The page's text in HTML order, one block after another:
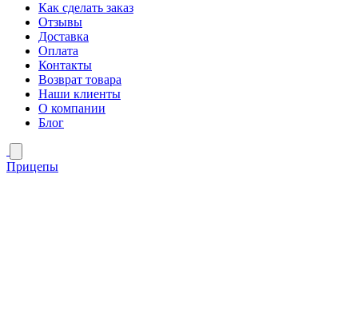
Как сделать заказ
Отзывы
Доставка
Оплата
Контакты
Возврат товара
Наши клиенты
О компании
Блог
Прицепы